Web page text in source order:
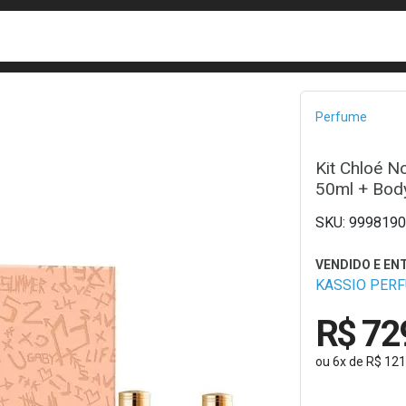
Perfume
Kit Chloé
50ml +
KASSIO
R$
ou 6xde R$